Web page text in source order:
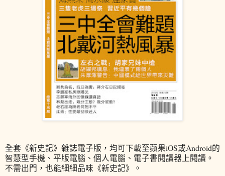
全套《新史記》雜誌電子版，均可下載至蘋果iOS或Android的
智慧型手機、平版電腦、個人電腦、電子書閱讀器上閱讀。
不需出門，也能細細品味《新史記》。